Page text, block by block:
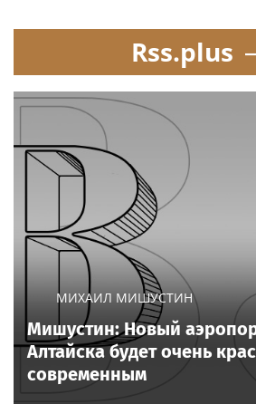
Rss.plus
МИХАИЛ МИШУСТИН
Мишустин: Новый
Алтайска будет очень
современным